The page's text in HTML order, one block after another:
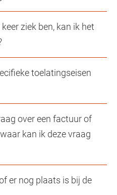
ziek ben, kan ik het
toelatingseisen
over een factuur of
kan ik deze vraag
er nog plaats is bij de